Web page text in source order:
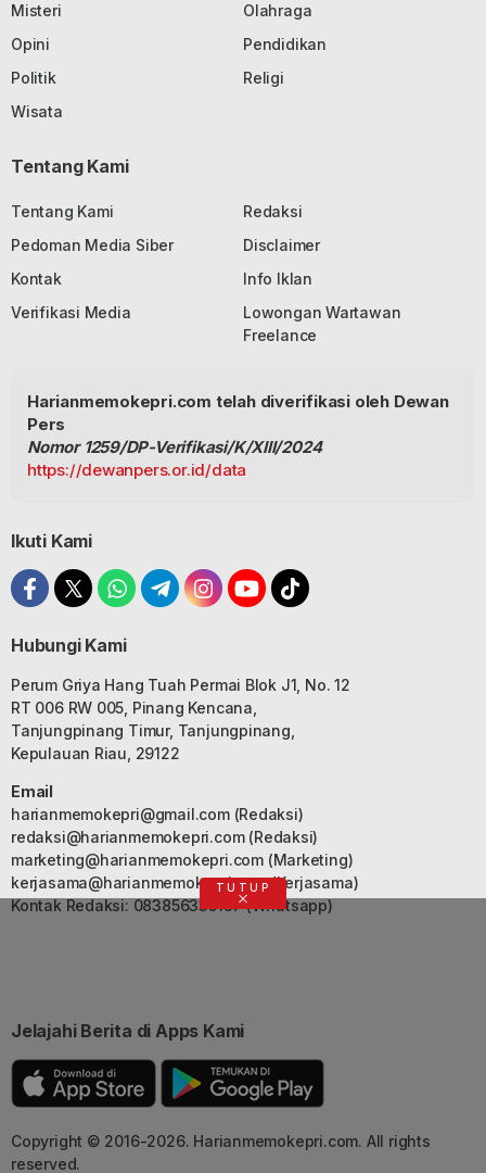
Misteri
Olahraga
Opini
Pendidikan
Politik
Religi
Wisata
Tentang Kami
Tentang Kami
Redaksi
Pedoman Media Siber
Disclaimer
Kontak
Info Iklan
Verifikasi Media
Lowongan Wartawan
Freelance
Harianmemokepri.com telah diverifikasi oleh Dewan
Pers
Nomor 1259/DP-Verifikasi/K/XIII/2024
https://dewanpers.or.id/data
Ikuti Kami
Hubungi Kami
Perum Griya Hang Tuah Permai Blok J1, No. 12
RT 006 RW 005, Pinang Kencana,
Tanjungpinang Timur, Tanjungpinang,
Kepulauan Riau, 29122
Email
harianmemokepri@gmail.com(Redaksi)
redaksi@harianmemokepri.com(Redaksi)
marketing@harianmemokepri.com(Marketing)
kerjasama@harianmemokepri.com(Kerjasama)
Kontak Redaksi: 083856335187 (Whatsapp)
Jelajahi Berita di Apps Kami
Copyright © 2016-2026. Harianmemokepri.com. All rights
reserved.
TUTUP